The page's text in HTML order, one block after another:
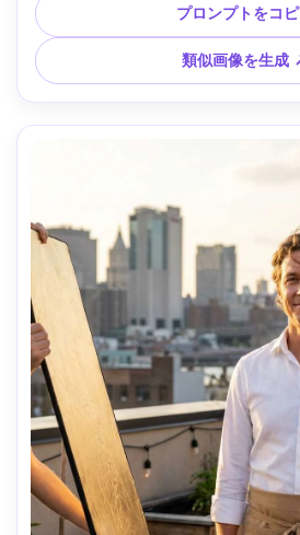
グレーディング、自然な肌とシャー
プロンプトをコ
類似画像を生成